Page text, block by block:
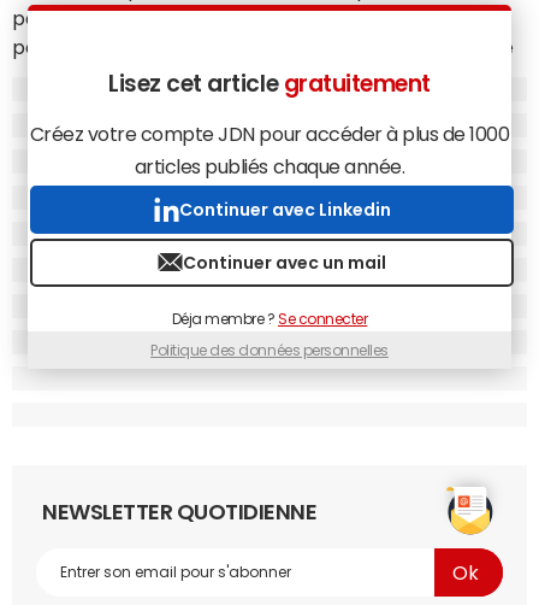
par un meilleur usage des NTIC. Ce programme
permettra de lancer des appels à projets dans le but de
développer et de faciliter l'intégration de nouveaux outils
pour l'année 2007.
Lisez cet article gratuitement
Créez votre compte JDN pour accéder à plus de 1000
articles publiés chaque année.
Continuer avec Linkedin
Continuer avec un mail
Déja membre ?Se connecter
Politique des données personnelles
NEWSLETTER QUOTIDIENNE